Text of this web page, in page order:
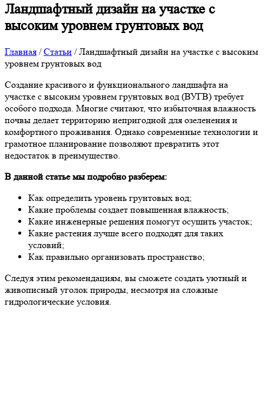
Ландшафтный дизайн на участке с
высоким уровнем грунтовых вод
Главная /Статьи /Ландшафтный дизайн на участке с высоким
уровнем грунтовых вод
Создание красивого и функционального ландшафта на
участке с высоким уровнем грунтовых вод (ВУГВ) требует
особого подхода. Многие считают, что избыточная влажность
почвы делает территорию непригодной для озеленения и
комфортного проживания. Однако современные технологии и
грамотное планирование позволяют превратить этот
недостаток в преимущество.
В данной статье мы подробно разберем:
Как определить уровень грунтовых вод;
Какие проблемы создает повышенная влажность;
Какие инженерные решения помогут осушить участок;
Какие растения лучше всего подходят для таких
условий;
Как правильно организовать пространство;
Следуя этим рекомендациям, вы сможете создать уютный и
живописный уголок природы, несмотря на сложные
гидрологические условия.